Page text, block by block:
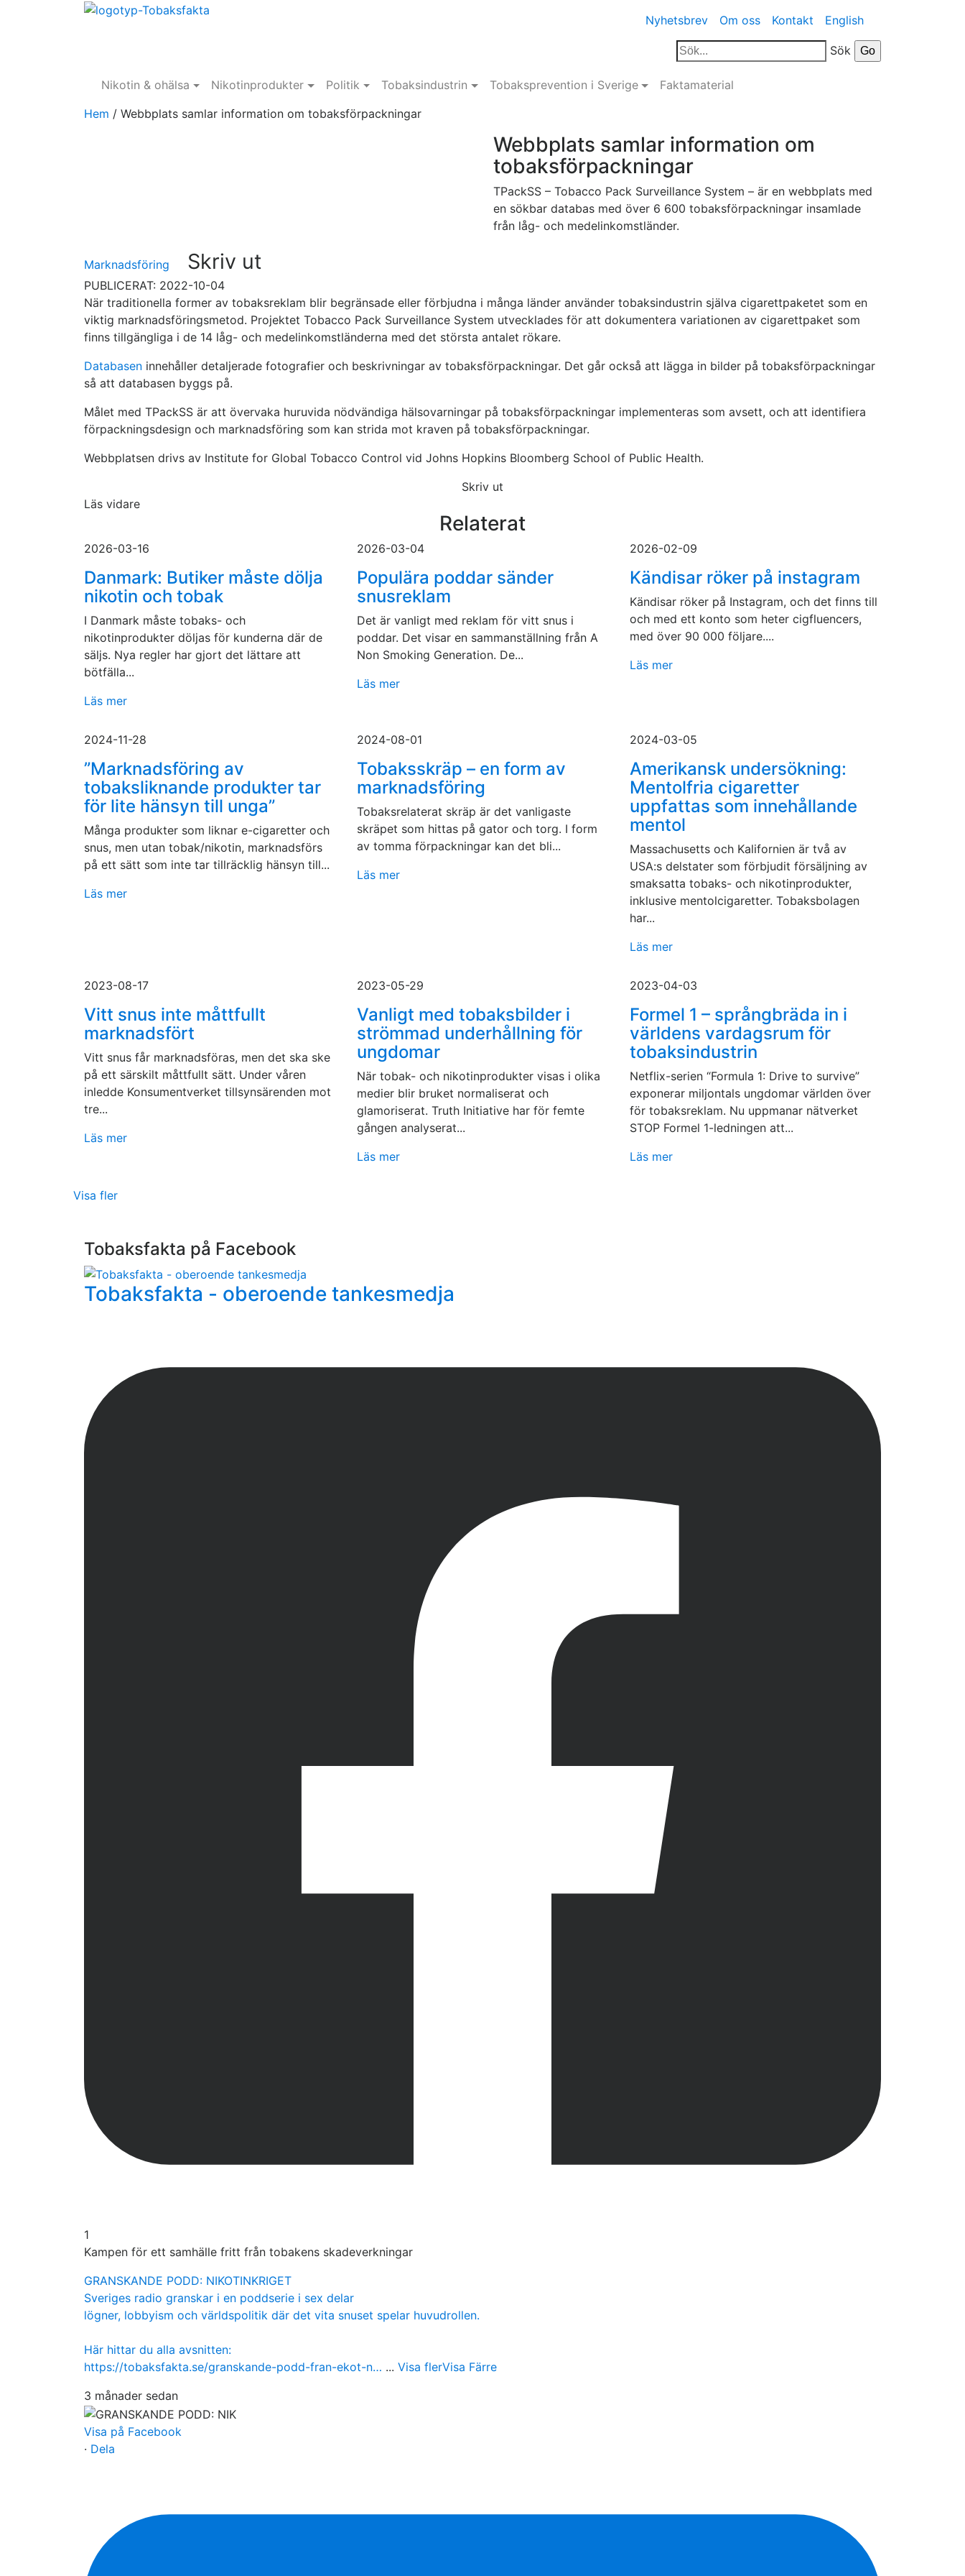
Nyhetsbrev Om oss Kontakt English
Sök
Nikotin & ohälsa Nikotinprodukter Politik Tobaksindustrin Tobaksprevention i Sverige
Faktamaterial
Hem / Webbplats samlar information om tobaksförpackningar
Webbplats samlar information om
tobaksförpackningar
TPackSS – Tobacco Pack Surveillance System – är en webbplats med
en sökbar databas med över 6 600 tobaksförpackningar insamlade
från låg- och medelinkomstländer.
Marknadsföring Skriv ut
PUBLICERAT: 2022-10-04
När traditionella former av tobaksreklam blir begränsade eller förbjudna i många länder använder tobaksindustrin själva cigarettpaketet som en
viktig marknadsföringsmetod. Projektet Tobacco Pack Surveillance System utvecklades för att dokumentera variationen av cigarettpaket som
finns tillgängliga i de 14 låg- och medelinkomstländerna med det största antalet rökare.
Databasen innehåller detaljerade fotografier och beskrivningar av tobaksförpackningar. Det går också att lägga in bilder på tobaksförpackningar
så att databasen byggs på.
Målet med TPackSS är att övervaka huruvida nödvändiga hälsovarningar på tobaksförpackningar implementeras som avsett, och att identifiera
förpackningsdesign och marknadsföring som kan strida mot kraven på tobaksförpackningar.
Webbplatsen drivs av Institute for Global Tobacco Control vid Johns Hopkins Bloomberg School of Public Health.
Skriv ut
Läs vidare
Relaterat
2026-03-16
Danmark: Butiker måste dölja
nikotin och tobak
I Danmark måste tobaks- och
nikotinprodukter döljas för kunderna där de
säljs. Nya regler har gjort det lättare att
bötfälla...
Läs mer
2026-03-04
Populära poddar sänder
snusreklam
Det är vanligt med reklam för vitt snus i
poddar. Det visar en sammanställning från A
Non Smoking Generation. De...
Läs mer
2026-02-09
Kändisar röker på instagram
Kändisar röker på Instagram, och det finns till
och med ett konto som heter cigfluencers,
med över 90 000 följare....
Läs mer
2024-11-28
”Marknadsföring av
tobaksliknande produkter tar
för lite hänsyn till unga”
Många produkter som liknar e-cigaretter och
snus, men utan tobak/nikotin, marknadsförs
på ett sätt som inte tar tillräcklig hänsyn till...
Läs mer
2024-08-01
Tobaksskräp – en form av
marknadsföring
Tobaksrelaterat skräp är det vanligaste
skräpet som hittas på gator och torg. I form
av tomma förpackningar kan det bli...
Läs mer
2024-03-05
Amerikansk undersökning:
Mentolfria cigaretter
uppfattas som innehållande
mentol
Massachusetts och Kalifornien är två av
USA:s delstater som förbjudit försäljning av
smaksatta tobaks- och nikotinprodukter,
inklusive mentolcigaretter. Tobaksbolagen
har...
Läs mer
2023-08-17
Vitt snus inte måttfullt
marknadsfört
Vitt snus får marknadsföras, men det ska ske
på ett särskilt måttfullt sätt. Under våren
inledde Konsumentverket tillsynsärenden mot
tre...
Läs mer
2023-05-29
Vanligt med tobaksbilder i
strömmad underhållning för
ungdomar
När tobak- och nikotinprodukter visas i olika
medier blir bruket normaliserat och
glamoriserat. Truth Initiative har för femte
gången analyserat...
Läs mer
2023-04-03
Formel 1 – språngbräda in i
världens vardagsrum för
tobaksindustrin
Netflix-serien “Formula 1: Drive to survive”
exponerar miljontals ungdomar världen över
för tobaksreklam. Nu uppmanar nätverket
STOP Formel 1-ledningen att...
Läs mer
Visa fler
Tobaksfakta på Facebook
Tobaksfakta - oberoende tankesmedja
1
Kampen för ett samhälle fritt från tobakens skadeverkningar
GRANSKANDE PODD: NIKOTINKRIGET
Sveriges radio granskar i en poddserie i sex delar
lögner, lobbyism och världspolitik där det vita snuset spelar huvudrollen.
Här hittar du alla avsnitten:
https://tobaksfakta.se/granskande-podd-fran-ekot-n… ... Visa flerVisa Färre
3 månader sedan
Visa på Facebook
· Dela